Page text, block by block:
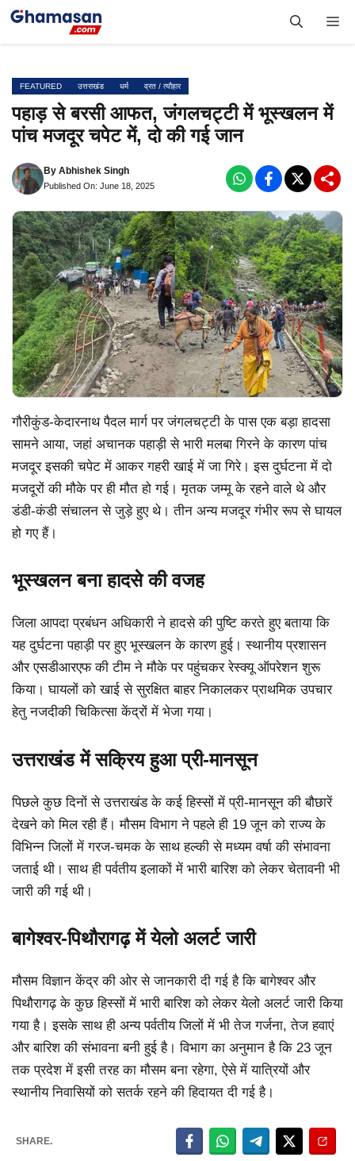
Skip
FEATURED उत्तराखंड धर्म व्रत / त्यौहार
पहाड़ से बरसी आफत, जंगलचट्टी में भूस्खलन में
पांच मजदूर चपेट में, दो की गई जान
By Abhishek Singh
Published On: June 18, 2025
गौरीकुंड-केदारनाथ पैदल मार्ग पर जंगलचट्टी के पास एक बड़ा हादसा
सामने आया, जहां अचानक पहाड़ी से भारी मलबा गिरने के कारण पांच
मजदूर इसकी चपेट में आकर गहरी खाई में जा गिरे। इस दुर्घटना में दो
मजदूरों की मौके पर ही मौत हो गई। मृतक जम्मू के रहने वाले थे और
डंडी-कंडी संचालन से जुड़े हुए थे। तीन अन्य मजदूर गंभीर रूप से घायल
हो गए हैं।
भूस्खलन बना हादसे की वजह
जिला आपदा प्रबंधन अधिकारी ने हादसे की पुष्टि करते हुए बताया कि
यह दुर्घटना पहाड़ी पर हुए भूस्खलन के कारण हुई। स्थानीय प्रशासन
और एसडीआरएफ की टीम ने मौके पर पहुंचकर रेस्क्यू ऑपरेशन शुरू
किया। घायलों को खाई से सुरक्षित बाहर निकालकर प्राथमिक उपचार
हेतु नजदीकी चिकित्सा केंद्रों में भेजा गया।
उत्तराखंड में सक्रिय हुआ प्री-मानसून
पिछले कुछ दिनों से उत्तराखंड के कई हिस्सों में प्री-मानसून की बौछारें
देखने को मिल रही हैं। मौसम विभाग ने पहले ही 19 जून को राज्य के
विभिन्न जिलों में गरज-चमक के साथ हल्की से मध्यम वर्षा की संभावना
जताई थी। साथ ही पर्वतीय इलाकों में भारी बारिश को लेकर चेतावनी भी
जारी की गई थी।
बागेश्वर-पिथौरागढ़ में येलो अलर्ट जारी
मौसम विज्ञान केंद्र की ओर से जानकारी दी गई है कि बागेश्वर और
पिथौरागढ़ के कुछ हिस्सों में भारी बारिश को लेकर येलो अलर्ट जारी किया
गया है। इसके साथ ही अन्य पर्वतीय जिलों में भी तेज गर्जना, तेज हवाएं
और बारिश की संभावना बनी हुई है। विभाग का अनुमान है कि 23 जून
तक प्रदेश में इसी तरह का मौसम बना रहेगा, ऐसे में यात्रियों और
स्थानीय निवासियों को सतर्क रहने की हिदायत दी गई है।
SHARE.